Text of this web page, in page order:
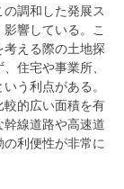
調和した発展ス
響している。こ
える際の土地探
住宅や事業所、
う利点がある。
的広い面積を有
線道路や高速道
利便性が非常に